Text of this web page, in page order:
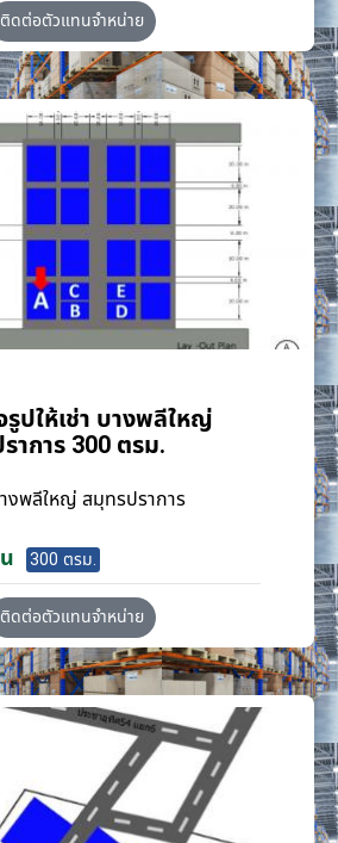
ติดต่อตัวแทนจำหน่าย
รูปให้เช่า บางพลีใหญ่
าการ 300 ตรม.
งพลีใหญ่ สมุทรปราการ
300 ตรม.
ติดต่อตัวแทนจำหน่าย